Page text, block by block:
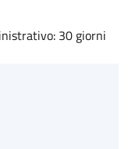
30 giorni